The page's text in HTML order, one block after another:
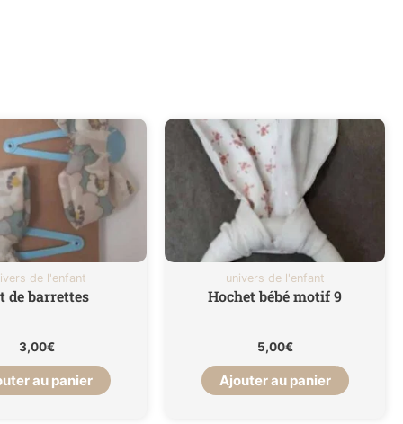
de l'enfant
de barrettes
3,00€
au panier
univers de l'enfant
Hochet bébé motif 9
5,00€
Ajouter au panier